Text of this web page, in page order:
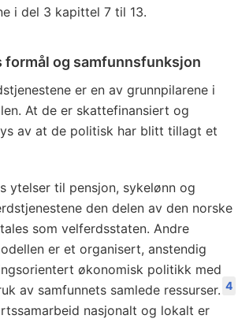
i del 3 kapittel 7 til 13.
og samfunnsfunksjon
er en av grunnpilarene i
At de er skattefinansiert og
av at de politisk har blitt tillagt et
ytelser til pensjon, sykelønn og
den delen av den norske
som velferdsstaten. Andre
er et organisert, anstendig
økonomisk politikk med
av samfunnets samlede ressurser. 4
nasjonalt og lokalt er